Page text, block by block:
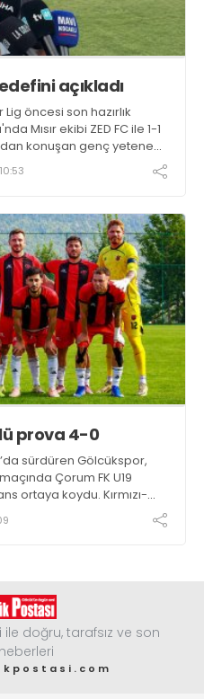
açıkladı
öncesi son hazırlık
Mısır ekibi ZED FC ile 1-1
konuşan genç yetenek
ama soyunma
geldik. Tek önceliğim
10:53
prova 4-0
sürdüren Gölcükspor,
Çorum FK U19
ortaya koydu. Kırmızı-
gollerle rakibini 4-0
doğru, tarafsız ve son